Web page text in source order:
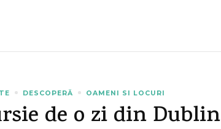
DESCOPERĂ OAMENI SI LOCURI
de o zi din Dublin